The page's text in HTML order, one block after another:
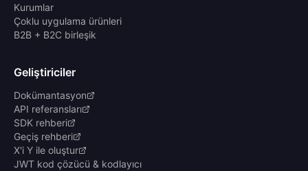
Kurumlar
Çoklu uygulama ürünleri
B2B + B2C birleşik
Geliştiriciler
Dokümantasyon
API referansları
SDK rehberi
Geçiş rehberi
X'i Y ile oluştur
JWT kod çözücü & kodlayıcı